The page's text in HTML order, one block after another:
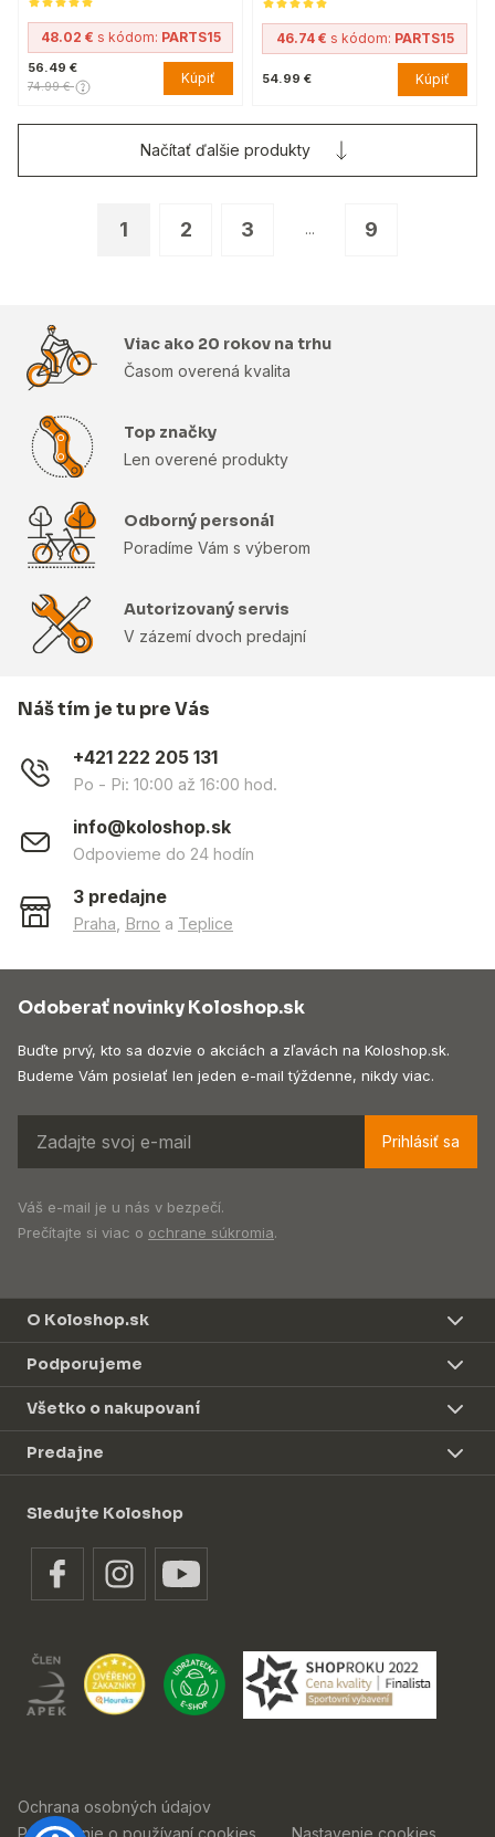
48.02 € s kódom: PARTS15
56.49 €
74.99 € Kúpiť
46.74 € s kódom: PARTS15
54.99 € Kúpiť
1 2 3 ... 9
Načítať ďalšie produkty
Viac ako 20 rokov na trhu
Časom overená kvalita
Top značky
Len overené produkty
Odborný personál
Poradíme Vám s výberom
Autorizovaný servis
V zázemí dvoch predajní
Náš tím je tu pre Vás
+421 222 205 131
Po - Pi: 10:00 až 16:00 hod.
info@koloshop.sk
Odpovieme do 24 hodín
3 predajne
Praha Brno a Teplice
Odoberať novinky Koloshop.sk
Buďte prvý, kto sa dozvie o akciách a zľavách na Koloshop.sk.
Budeme Vám posielať len jeden e-mail týždenne, nikdy viac.
Prihlásiť sa
Váš e-mail je u nás v bezpečí.
Prečítajte si viac o ochrane súkromia.
O Koloshop.sk
Podporujeme
Všetko o nakupovaní
Predajne
Sledujte Koloshop
Ochrana osobných údajov
Prehlásenie o používaní cookies
Nastavenie cookies